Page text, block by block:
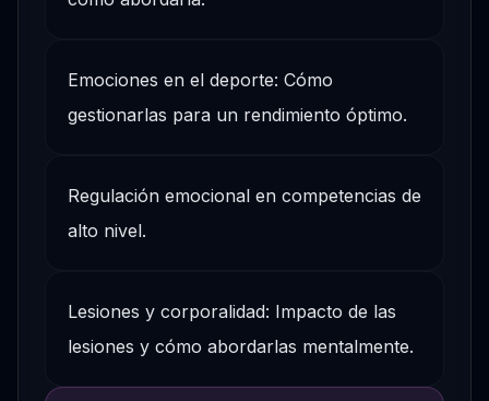
Emociones en el deporte: Cómo
gestionarlas para un rendimiento óptimo.
Regulación emocional en competencias de
alto nivel.
Lesiones y corporalidad: Impacto de las
lesiones y cómo abordarlas mentalmente.